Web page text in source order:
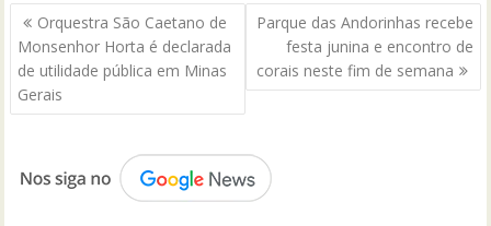
Navegação
de
Post
Orquestra São Caetano de
Monsenhor Horta é declarada
de utilidade pública em Minas
Gerais
Parque das Andorinhas recebe
festa junina e encontro de
corais neste fim de semana